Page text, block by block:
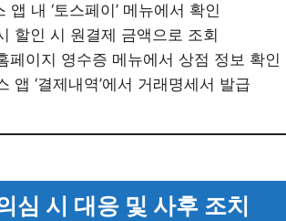
앱 내 ‘토스페이’ 메뉴에서 확인
할인 시 원결제 금액으로 조회
페이지 영수증 메뉴에서 상점 정보 확인
앱 ‘결제내역’에서 거래명세서 발급
심 시 대응 및 사후 조치